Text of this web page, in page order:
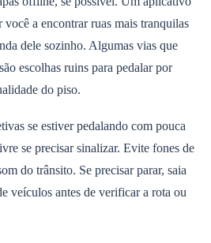
você a encontrar ruas mais tranquilas
dele sozinho. Algumas vias que
escolhas ruins para pedalar por
do piso.
se estiver pedalando com pouca
se precisar sinalizar. Evite fones de
do trânsito. Se precisar parar, saia
veículos antes de verificar a rota ou